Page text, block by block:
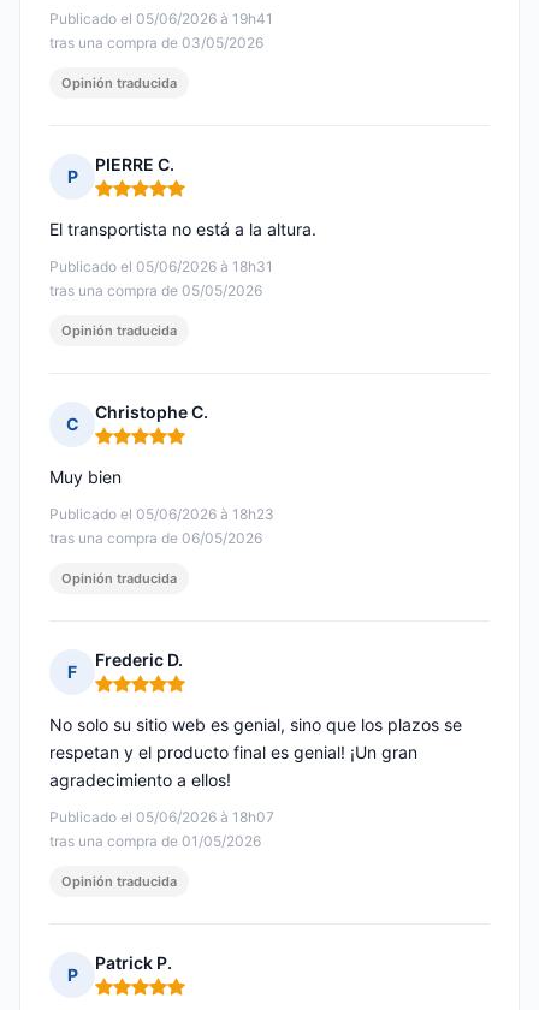
Publicado el 05/06/2026 à 19h41
tras una compra de 03/05/2026
Opinión traducida
P
PIERRE C.
Nota: 5 de 5
Publicado el 05/06/2026 à 18h31
tras una compra de 05/05/2026
El transportista no está a la altura.
Opinión traducida
C
Christophe C.
Nota: 5 de 5
Publicado el 05/06/2026 à 18h23
tras una compra de 06/05/2026
Muy bien
Opinión traducida
F
Frederic D.
Nota: 5 de 5
Publicado el 05/06/2026 à 18h07
tras una compra de 01/05/2026
No solo su sitio web es genial, sino que los plazos se
respetan y el producto final es genial! ¡Un gran
agradecimiento a ellos!
Opinión traducida
P
Patrick P.
Nota: 5 de 5